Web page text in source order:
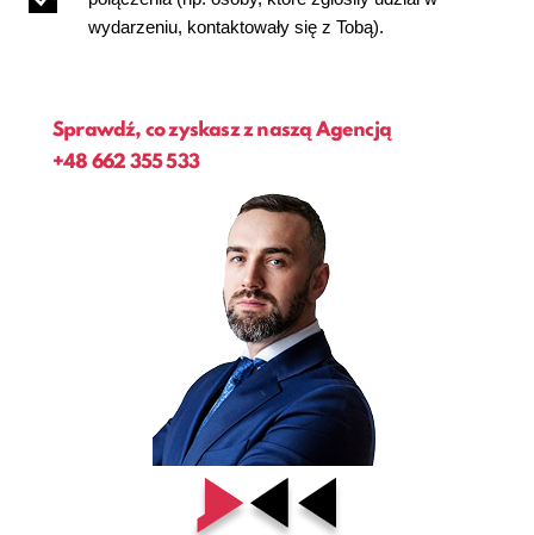
wydarzeniu, kontaktowały się z Tobą).
Sprawdź, co zyskasz z naszą Agencją
+48 662 355 533